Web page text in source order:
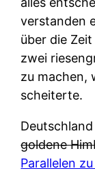
verstanden
über die
zwei
zu machen,
scheiterte.
goldene
Parallelen